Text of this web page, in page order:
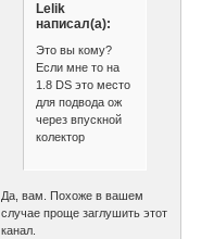
Lelik
написал(а):
Это вы кому?
Если мне то на
1.8 DS это место
для подвода ож
через впускной
колектор
Да, вам. Похоже в вашем
случае проще заглушить этот
канал.